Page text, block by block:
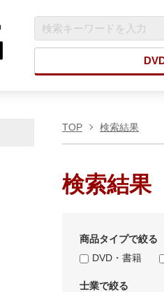
TOP 検索結果
検索結果
商品タイプで絞る
DVD・書籍
士業で絞る